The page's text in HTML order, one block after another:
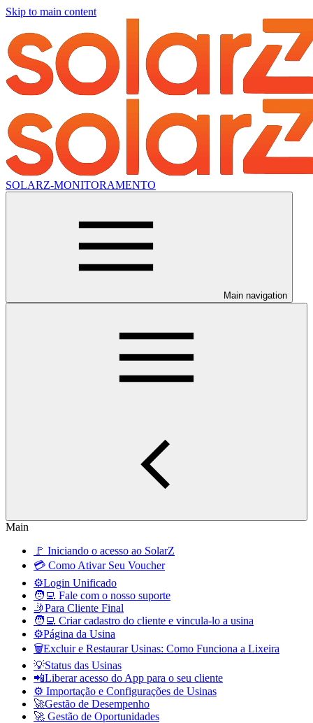
Skip to main content
SOLARZ-MONITORAMENTO
Main navigation
Main
🚩 Iniciando o acesso ao SolarZ
💳 Como Ativar Seu Voucher
⚙️Login Unificado
🧑‍💻 Fale com o nosso suporte
🤳Para Cliente Final
🧑‍💻 Criar cadastro do cliente e vincula-lo a usina
⚙️Página da Usina
🗑️Excluir e Restaurar Usinas: Como Funciona a Lixeira
💡Status das Usinas
📲Liberar acesso do App para o seu cliente
⚙️ Importação e Configurações de Usinas
🚀Gestão de Desempenho
🚀 Gestão de Oportunidades